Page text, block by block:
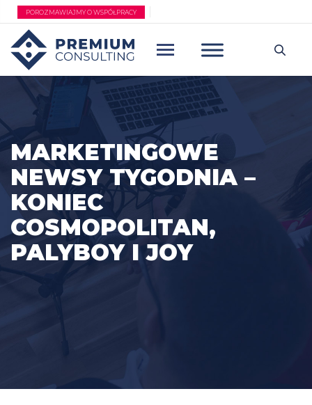
Przejdź
treści
POROZMAWIAJMY O WSPÓŁPRACY
MARKETINGOWE
NEWSY TYGODNIA –
KONIEC
COSMOPOLITAN,
PALYBOY I JOY